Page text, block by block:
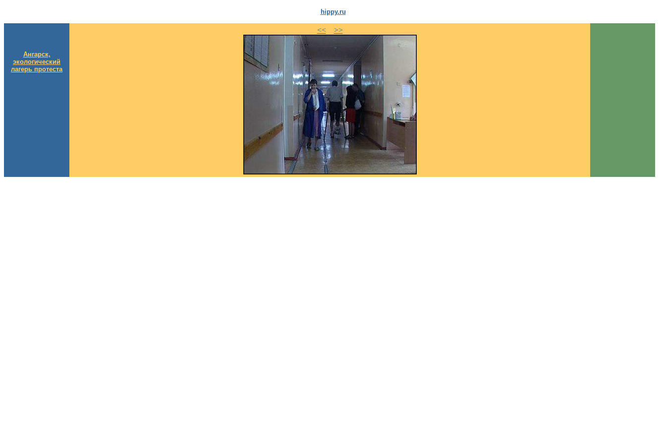
hippy.ru
Ангарск,
экологический
лагерь протеста
<< >>